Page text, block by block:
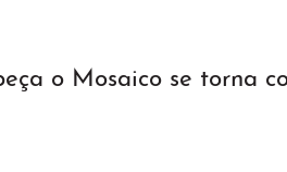
o Mosaico se torna